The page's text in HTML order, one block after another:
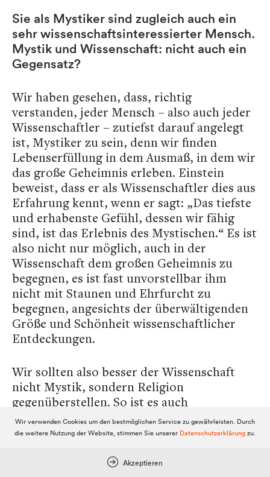
Sie als Mystiker sind zugleich auch ein
sehr wissenschaftsinteressierter Mensch.
Mystik und Wissenschaft: nicht auch ein
Gegensatz?
Wir haben gesehen, dass, richtig
verstanden, jeder Mensch – also auch jeder
Wissenschaftler – zutiefst darauf angelegt
ist, Mystiker zu sein, denn wir finden
Lebenserfüllung in dem Ausmaß, in dem wir
das große Geheimnis erleben. Einstein
beweist, dass er als Wissenschaftler dies aus
Erfahrung kennt, wenn er sagt: „Das tiefste
und erhabenste Gefühl, dessen wir fähig
sind, ist das Erlebnis des Mystischen.“ Es ist
also nicht nur möglich, auch in der
Wissenschaft dem großen Geheimnis zu
begegnen, es ist fast unvorstellbar ihm
nicht mit Staunen und Ehrfurcht zu
begegnen, angesichts der überwältigenden
Größe und Schönheit wissenschaftlicher
Entdeckungen.
Wir sollten also besser der Wissenschaft
nicht Mystik, sondern Religion
gegenüberstellen. So ist es auch
gebräuchlich. Wissenschaft und Religion ist
freilich etwas ungenau ausgedrückt – von
gegründete) Theologie und
Wir verwenden Cookies um den bestmöglichen Service zu gewährleisten. Durch
die weitere Nutzung der Website, stimmen Sie unserer Datenschutzerklärungzu.
Akzeptieren